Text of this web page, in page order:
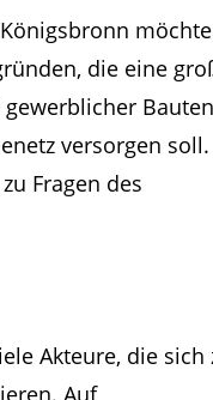
die eine
versorgen soll.
Fragen des
Akteure, die sich
Auf